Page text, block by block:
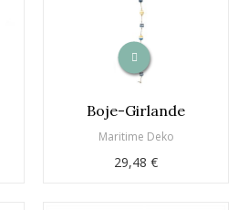
Boje-Girlande
Maritime Deko
29,48 €